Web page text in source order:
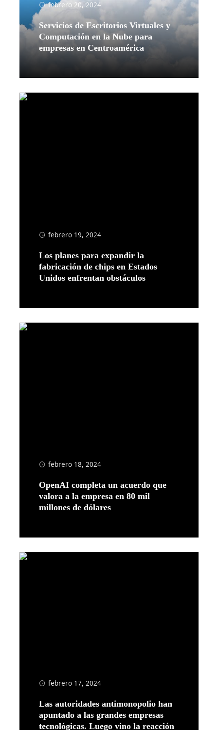
febrero 20, 2024
Servicios de Escritorios Virtuales y
Computación en la Nube para
empresas en Centroamérica
febrero 19, 2024
Los planes para expandir la
fabricación de chips en Estados
Unidos enfrentan obstáculos
febrero 18, 2024
OpenAI completa un acuerdo que
valora a la empresa en 80 mil
millones de dólares
febrero 17, 2024
Las autoridades antimonopolio han
apuntado a las grandes empresas
tecnológicas. Luego vino la reacción